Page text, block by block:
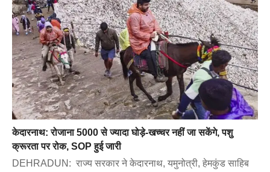
केदारनाथ: रोजाना 5000 से ज्यादा घोड़े-खच्चर नहीं जा सकेंगे, पशु
क्रूरता पर रोक, SOP हुई जारी
DEHRADUN: राज्य सरकार ने केदारनाथ, यमुनोत्री, हेमकुंड साहिब